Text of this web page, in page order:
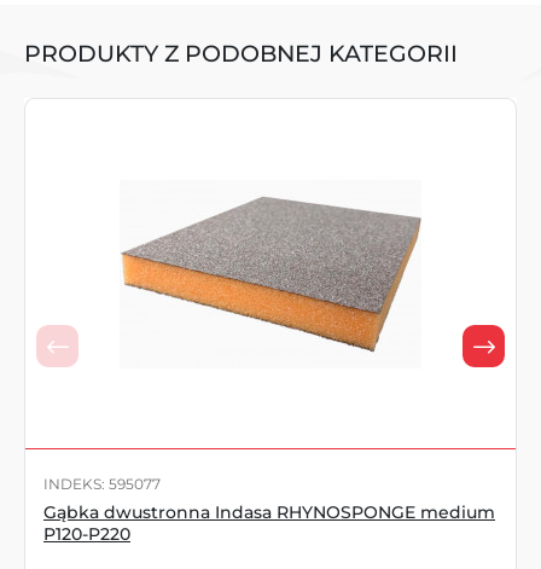
PRODUKTY Z PODOBNEJ KATEGORII
INDEKS: 595077
Gąbka dwustronna Indasa RHYNOSPONGE medium
P120-P220